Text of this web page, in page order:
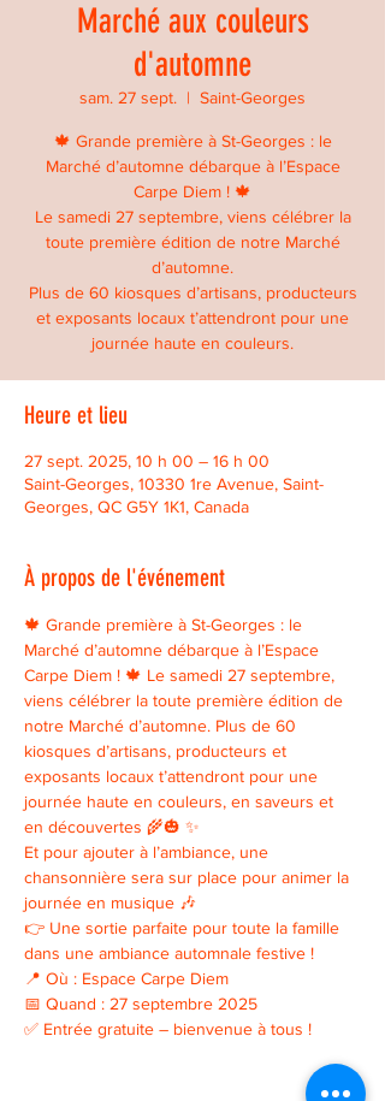
Marché aux couleurs
d'automne
sam. 27 sept.
  |
Saint-Georges
🍁 Grande première à St-Georges : le
Marché d’automne débarque à l’Espace
Carpe Diem ! 🍁
Le samedi 27 septembre, viens célébrer la
toute première édition de notre Marché
d’automne.
Plus de 60 kiosques d’artisans, producteurs
et exposants locaux t’attendront pour une
journée haute en couleurs.
Heure et lieu
27 sept. 2025, 10 h 00 – 16 h 00
Saint-Georges, 10330 1re Avenue, Saint-
Georges, QC G5Y 1K1, Canada
À propos de l'événement
🍁 Grande première à St-Georges : le
Marché d’automne débarque à l’Espace
Carpe Diem ! 🍁 Le samedi 27 septembre,
viens célébrer la toute première édition de
notre Marché d’automne. Plus de 60
kiosques d’artisans, producteurs et
exposants locaux t’attendront pour une
journée haute en couleurs, en saveurs et
en découvertes 🌾🎃 ✨
Et pour ajouter à l’ambiance, une
chansonnière sera sur place pour animer la
journée en musique 🎶
👉 Une sortie parfaite pour toute la famille
dans une ambiance automnale festive !
📍 Où : Espace Carpe Diem
📅 Quand : 27 septembre 2025
✅ Entrée gratuite – bienvenue à tous !